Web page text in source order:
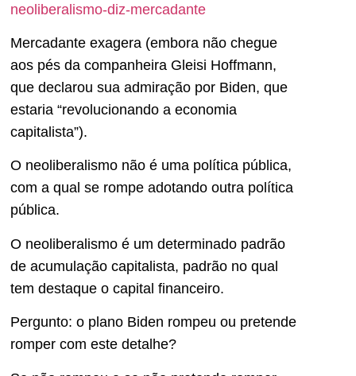
neoliberalismo-diz-mercadante
Mercadante exagera (embora não chegue
aos pés da companheira Gleisi Hoffmann,
que declarou sua admiração por Biden, que
estaria “revolucionando a economia
capitalista”).
O neoliberalismo não é uma política pública,
com a qual se rompe adotando outra política
pública.
O neoliberalismo é um determinado padrão
de acumulação capitalista, padrão no qual
tem destaque o capital financeiro.
Pergunto: o plano Biden rompeu ou pretende
romper com este detalhe?